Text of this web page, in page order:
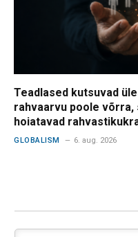
Teadlased kutsuvad
rahvaarvu poole võrra,
hoiatavad
GLOBALISM 6. aug. 2026